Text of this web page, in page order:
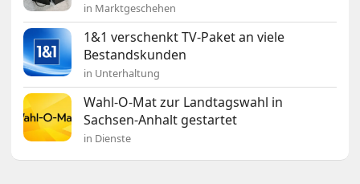
in Marktgeschehen
1&1 verschenkt TV-Paket an viele
Bestandskunden
in Unterhaltung
Wahl-O-Mat zur Landtagswahl in
Sachsen-Anhalt gestartet
in Dienste